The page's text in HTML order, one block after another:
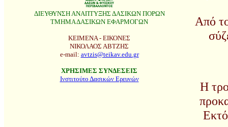
ΔΙΕΥΘΥΝΣΗ ΑΝΑΠΤΥΞΗΣ ΔΑΣΙΚΩΝ ΠΟΡΩΝ
ΤΜΗΜΑ ΔΑΣΙΚΩΝ ΕΦΑΡΜΟΓΩΝ
ΚΕΙΜΕΝΑ - ΕΙΚΟΝΕΣ
ΝΙΚΟΛΑΟΣ ΑΒΤΖΗΣ
e-mail: avtzis@teikav.edu.gr
ΧΡΗΣΙΜΕΣ ΣΥΝΔΕΣΕΙΣ
Ινστιτούτο Δασικών Ερευνών
Από
Η